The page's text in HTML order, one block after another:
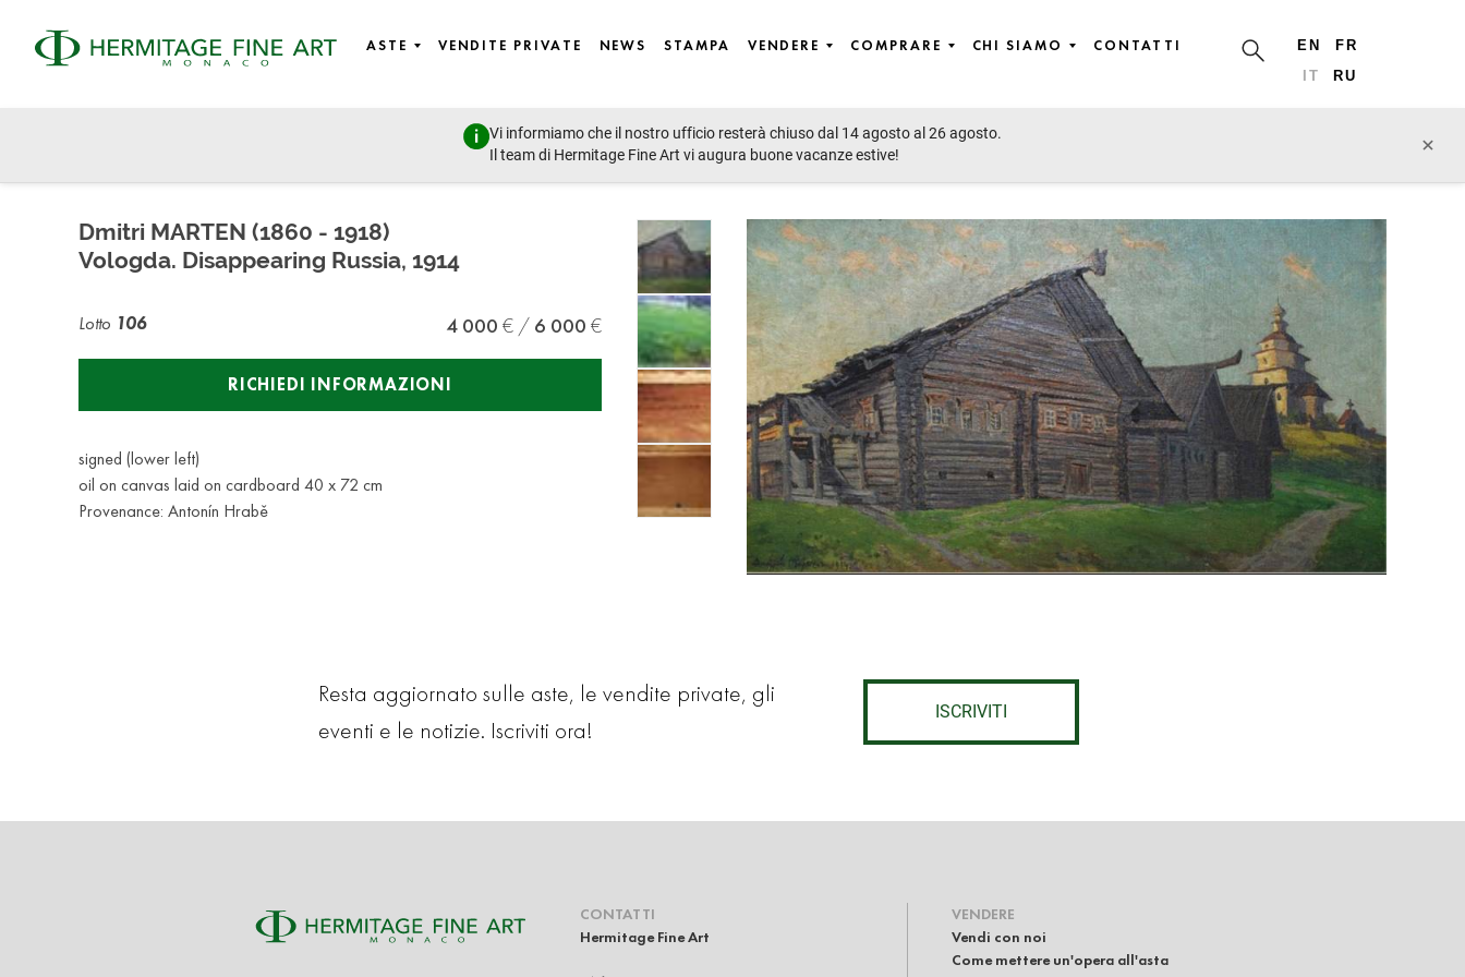
ASTE VENDITE PRIVATE NEWS STAMPA VENDERE COMPRARE CHI SIAMO CONTATTI EN
FR
IT
RU
Vi informiamo che il nostro ufficio resterà chiuso dal 14 agosto al 26 agosto.
Il team di Hermitage Fine Art vi augura buone vacanze estive!
×
Dmitri MARTEN (1860 - 1918)
Vologda. Disappearing Russia, 1914
Lotto 106 4 000 6 000
RICHIEDI INFORMAZIONI
signed (lower left)
oil on canvas laid on cardboard 40 x 72 cm
Provenance: Antonín Hrabě
Resta aggiornato sulle aste, le vendite private, gli
eventi e le notizie. Iscriviti ora!
ISCRIVITI
CONTATTI
Hermitage Fine Art
VENDERE
Vendi con noi
Come mettere un'opera all'asta